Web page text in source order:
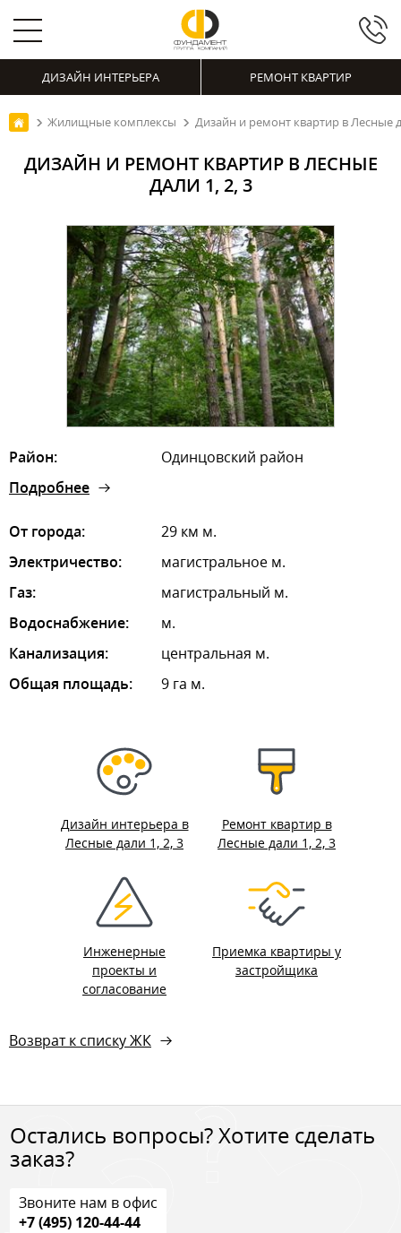
ДИЗАЙН ИНТЕРЬЕРА РЕМОНТ КВАРТИР
Жилищные комплексы Дизайн и ремонт квартир в Лесные
ДИЗАЙН И РЕМОНТ КВАРТИР В ЛЕСНЫЕ
ДАЛИ 1, 2, 3
Район:
Одинцовский район
Подробнее
От города:
29 км м.
Электричество:
магистральное м.
Газ:
магистральный м.
Водоснабжение:
м.
Канализация:
центральная м.
Общая площадь:
9 га м.
Дизайн интерьера в
Лесные дали 1, 2, 3
Ремонт квартир в
Лесные дали 1, 2, 3
Инженерные
проекты и
согласование
Приемка квартиры у
застройщика
Возврат к списку ЖК
Остались вопросы? Хотите сделать
заказ?
Звоните нам в офис
+7 (495) 120-44-44